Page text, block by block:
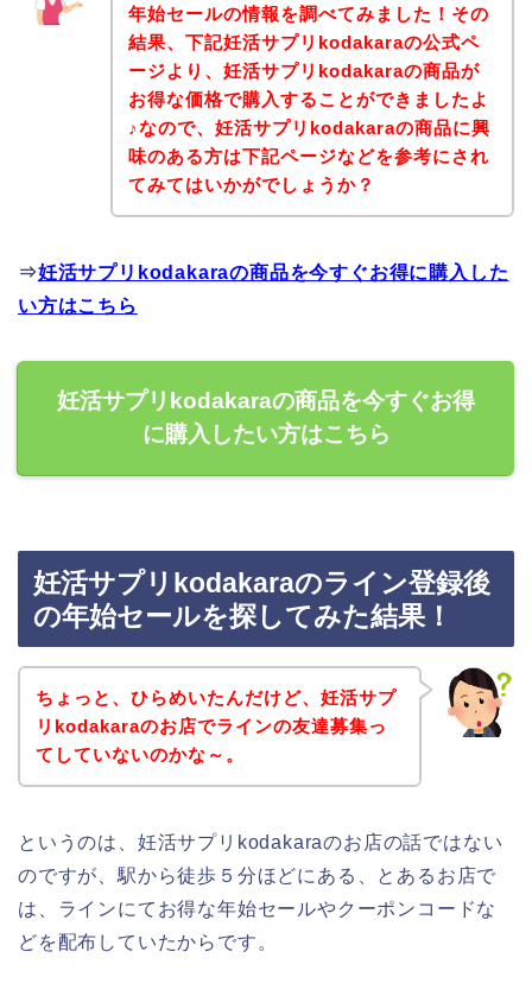
年始セールの情報を調べてみました！その
結果、下記妊活サプリkodakaraの公式ペ
ージより、妊活サプリkodakaraの商品が
お得な価格で購入することができましたよ
♪なので、妊活サプリkodakaraの商品に興
味のある方は下記ページなどを参考にされ
てみてはいかがでしょうか？
⇒妊活サプリkodakaraの商品を今すぐお得に購入した
い方はこちら
妊活サプリkodakaraの商品を今すぐお得
に購入したい方はこちら
妊活サプリkodakaraのライン登録後
の年始セールを探してみた結果！
ちょっと、ひらめいたんだけど、妊活サプ
リkodakaraのお店でラインの友達募集っ
てしていないのかな～。
というのは、妊活サプリkodakaraのお店の話ではない
のですが、駅から徒歩５分ほどにある、とあるお店で
は、ラインにてお得な年始セールやクーポンコードな
どを配布していたからです。